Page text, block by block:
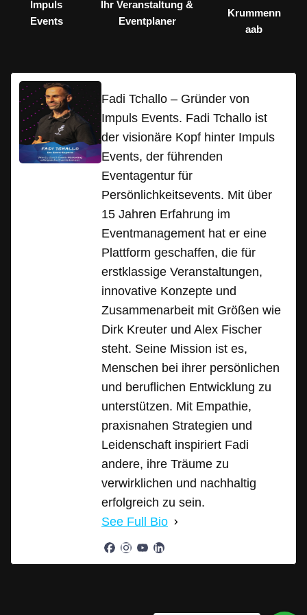
Impuls
Events
Ihr Veranstaltung &
Eventplaner
Krummenn
aab
Fadi Tchallo – Gründer von
Impuls Events. Fadi Tchallo ist
der visionäre Kopf hinter Impuls
Events, der führenden
Eventagentur für
Persönlichkeitsevents. Mit über
15 Jahren Erfahrung im
Eventmanagement hat er eine
Plattform geschaffen, die für
erstklassige Veranstaltungen,
innovative Konzepte und
Zusammenarbeit mit Größen wie
Dirk Kreuter und Alex Fischer
steht. Seine Mission ist es,
Menschen bei ihrer persönlichen
und beruflichen Entwicklung zu
unterstützen. Mit Empathie,
praxisnahen Strategien und
Leidenschaft inspiriert Fadi
andere, ihre Träume zu
verwirklichen und nachhaltig
erfolgreich zu sein.
See Full Bio